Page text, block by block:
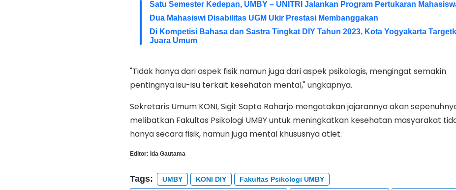
Satu Semester Kedepan, UMBY – UNITRI Jalankan Program Pertukaran
Dua Mahasiswi Disabilitas UGM Ukir Prestasi Membanggakan
Di Kompetisi Bahasa dan Sastra Tingkat DIY Tahun 2023, Kota Yogyakarta
Juara Umum
"Tidak hanya dari aspek fisik namun juga dari aspek psikologis, mengingat semakin
pentingnya isu-isu terkait kesehatan mental," ungkapnya.
Sekretaris Umum KONI, Sigit Sapto Raharjo mengatakan jajarannya akan
melibatkan Fakultas Psikologi UMBY untuk meningkatkan kesehatan masyarakat
hanya secara fisik, namun juga mental khususnya atlet.
Editor: Ida Gautama
Tags: UMBY KONI DIY
Fakultas Psikologi UMBY